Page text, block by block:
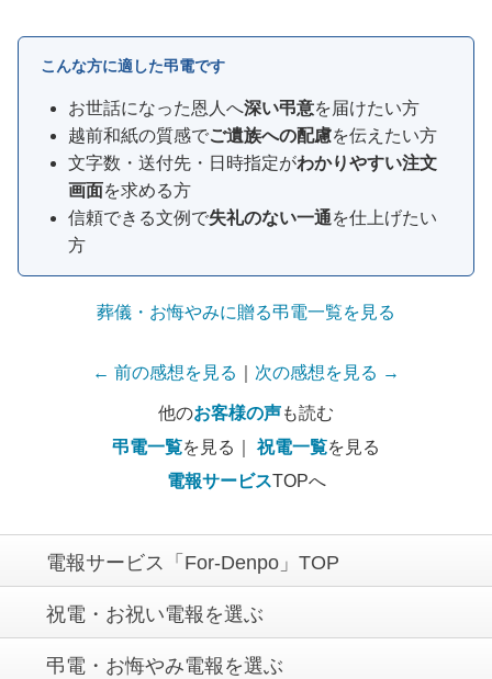
こんな方に適した弔電です
お世話になった恩人へ深い弔意を届けたい方
越前和紙の質感でご遺族への配慮を伝えたい方
文字数・送付先・日時指定がわかりやすい注文
画面を求める方
信頼できる文例で失礼のない一通を仕上げたい
方
葬儀・お悔やみに贈る弔電一覧を見る
← 前の感想を見る 次の感想を見る →
他のお客様の声も読む
弔電一覧を見る｜祝電一覧を見る
電報サービスTOPへ
電報サービス「For-Denpo」TOP
祝電・お祝い電報を選ぶ
弔電・お悔やみ電報を選ぶ